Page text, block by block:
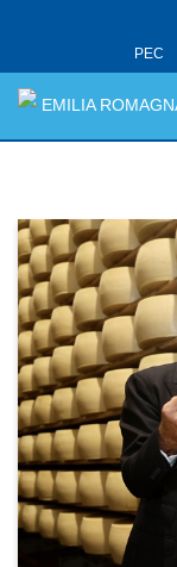
PEC
EMILIA